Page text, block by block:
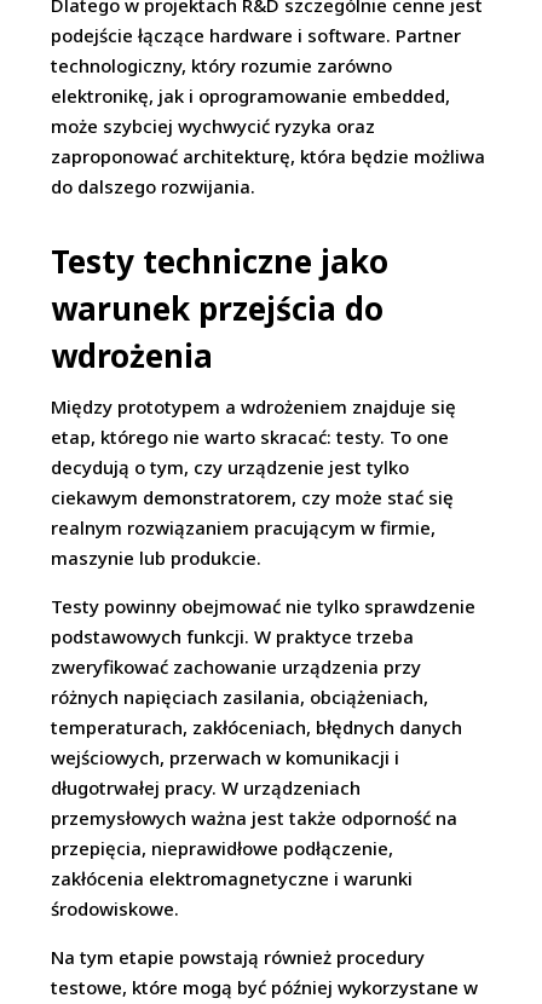
Dlatego w projektach R&D szczególnie cenne jest
podejście łączące hardware i software. Partner
technologiczny, który rozumie zarówno
elektronikę, jak i oprogramowanie embedded,
może szybciej wychwycić ryzyka oraz
zaproponować architekturę, która będzie możliwa
do dalszego rozwijania.
Testy techniczne jako
warunek przejścia do
wdrożenia
Między prototypem a wdrożeniem znajduje się
etap, którego nie warto skracać: testy. To one
decydują o tym, czy urządzenie jest tylko
ciekawym demonstratorem, czy może stać się
realnym rozwiązaniem pracującym w firmie,
maszynie lub produkcie.
Testy powinny obejmować nie tylko sprawdzenie
podstawowych funkcji. W praktyce trzeba
zweryfikować zachowanie urządzenia przy
różnych napięciach zasilania, obciążeniach,
temperaturach, zakłóceniach, błędnych danych
wejściowych, przerwach w komunikacji i
długotrwałej pracy. W urządzeniach
przemysłowych ważna jest także odporność na
przepięcia, nieprawidłowe podłączenie,
zakłócenia elektromagnetyczne i warunki
środowiskowe.
Na tym etapie powstają również procedury
testowe, które mogą być później wykorzystane w